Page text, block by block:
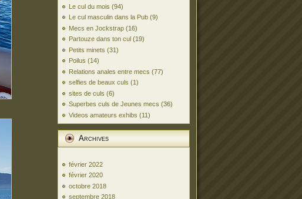
Le cul du mois (94)
Le cul masculin dans la Pub (9)
Mecs en Jockstrap (16)
Partouze dans ton cul (19)
Petits minets (31)
Poilus (14)
Relations anales entre mecs (77)
selfies de beaux culs (1)
sites de culs (6)
Superbes culs de Jeunes mecs (36)
Videos amateurs exhibs (11)
Archives
février 2022
février 2020
octobre 2018
septembre 2018